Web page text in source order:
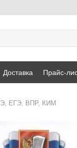
Доставка Прайс-
ЕГЭ, ВПР, КИМ